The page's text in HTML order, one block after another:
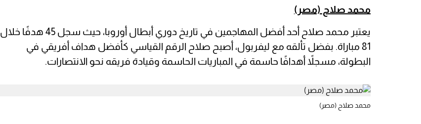
محمد صلاح (مصر)
يعتبر محمد صلاح أحد أفضل المهاجمين في تاريخ دوري أبطال أوروبا، حيث سجل 45 هدفًا خلال
81 مباراة. بفضل تألقه مع ليفربول، أصبح صلاح الرقم القياسي كأفضل هداف أفريقي في
البطولة، مسجلاً أهدافًا حاسمة في المباريات الحاسمة وقيادة فريقه نحو الانتصارات.
محمد صلاح (مصر)